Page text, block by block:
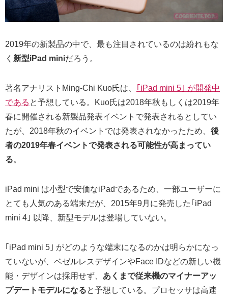
2019年の新製品の中で、最も注目されているのは紛れもな
く 新型iPad miniだろう。
著名アナリストMing-Chi Kuo氏は、
｢iPad mini 5｣ が開発中
である と予想している。Kuo氏は2018年秋もしくは2019年
春に開催される新製品発表イベントで発表されるとしてい
たが、2018年秋のイベントでは発表されなかったため、 後
者の2019年春イベントで発表される可能性が高まってい
る。
iPad mini は小型で安価なiPadであるため、一部ユーザーに
とても人気のある端末だが、2015年9月に発売した｢iPad
mini 4｣ 以降、新型モデルは登場していない。
｢iPad mini 5｣ がどのような端末になるのかは明らかになっ
ていないが、ベゼルレスデザインやFace IDなどの新しい機
能・デザインは採用せず、 あくまで従来機のマイナーアッ
プデートモデルになると予想している。プロセッサは高速